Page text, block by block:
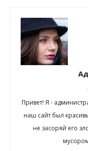
Привет! Я -
наш сайт был
не засоряй его